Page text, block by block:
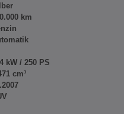
km
kW / 250 PS
cm³